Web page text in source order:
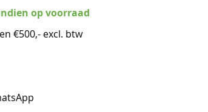
op voorraad
€500,- excl. btw